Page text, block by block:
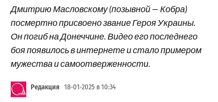
Дмитрию Масловскому (позывной — Кобра)
посмертно присвоено звание Героя Украины.
Он погиб на Донеччине. Видео его последнего
боя появилось в интернете и стало примером
мужества и самоотверженности.
Редакция 18-01-2025 в 10:34